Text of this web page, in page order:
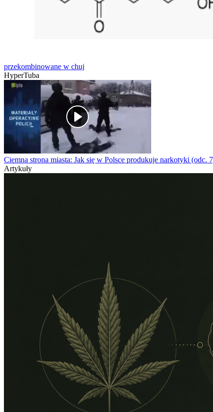
przekombinowane w chuj
HyperTuba
Ciemna strona miasta: Jak się w Polsce produkuje narkotyki (odc.
Artykuły